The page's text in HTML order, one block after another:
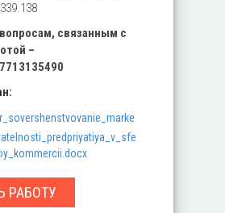
связанным с
–
РАБОТУ